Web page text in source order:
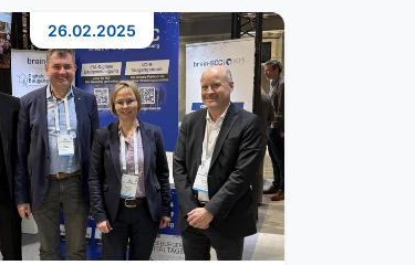
26.02.2025